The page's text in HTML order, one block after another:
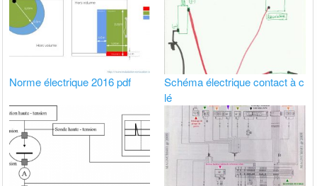
Norme électrique 2016 pdf
Schéma électrique contact à c
lé